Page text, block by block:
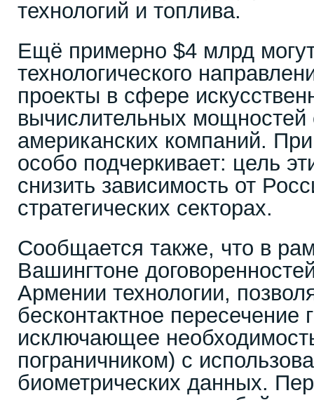
технологий и топлива.
Ещё примерно $4 млрд
технологического
проекты в сфере
вычислительных мощностей
американских компаний.
особо подчеркивает: цель
снизить зависимость от
стратегических секторах.
Сообщается также, что в
Вашингтоне
Армении технологии,
бесконтактное пересечение
исключающее
пограничником) с
биометрических данных.